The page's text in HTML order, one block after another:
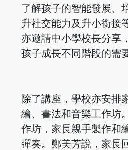
了解孩子的智能發展、
升社交能力及升小銜接
亦邀請中小學校長分享
孩子成長不同階段的需要
除了講座，學校亦安排
繪、書法和音樂工作坊
作坊，家長親手製作和
彈奏。鄭美芳說，家長